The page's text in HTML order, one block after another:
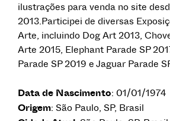
ilustrações para venda no site
2013.Participei de diversas
Arte, incluindo Dog Art 2013,
Arte 2015, Elephant Parade SP
Parade SP 2019 e Jaguar Parade
Data de Nascimento: 01/01/1974
Origem: São Paulo, SP, Brasil